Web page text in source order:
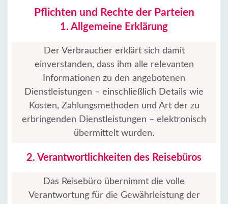
Pflichten und Rechte der Parteien
1. Allgemeine Erklärung
Der Verbraucher erklärt sich damit
einverstanden, dass ihm alle relevanten
Informationen zu den angebotenen
Dienstleistungen – einschließlich Details wie
Kosten, Zahlungsmethoden und Art der zu
erbringenden Dienstleistungen – elektronisch
übermittelt wurden.
2. Verantwortlichkeiten des Reisebüros
Das Reisebüro übernimmt die volle
Verantwortung für die Gewährleistung der